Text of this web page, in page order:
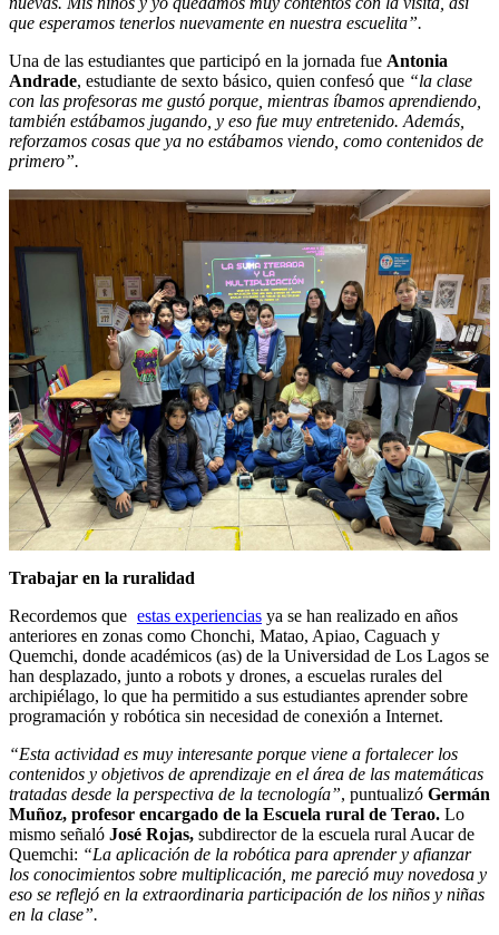
que esperamos tenerlos nuevamente en nuestra escuelita”.
Una de las estudiantes que participó en la jornada fue Antonia
Andrade, estudiante de sexto básico, quien confesó que “la clase
con las profesoras me gustó porque, mientras íbamos aprendiendo,
también estábamos jugando, y eso fue muy entretenido. Además,
reforzamos cosas que ya no estábamos viendo, como contenidos de
primero”.
Trabajar en la ruralidad
Recordemos que estas experiencias ya se han realizado en años
anteriores en zonas como Chonchi, Matao, Apiao, Caguach y
Quemchi, donde académicos (as) de la Universidad de Los Lagos se
han desplazado, junto a robots y drones, a escuelas rurales del
archipiélago, lo que ha permitido a sus estudiantes aprender sobre
programación y robótica sin necesidad de conexión a Internet.
“Esta actividad es muy interesante porque viene a fortalecer los
contenidos y objetivos de aprendizaje en el área de las matemáticas
tratadas desde la perspectiva de la tecnología”, puntualizó Germán
Muñoz, profesor encargado de la Escuela rural de Terao. Lo
mismo señaló José Rojas, subdirector de la escuela rural Aucar de
Quemchi: “La aplicación de la robótica para aprender y afianzar
los conocimientos sobre multiplicación, me pareció muy novedosa y
eso se reflejó en la extraordinaria participación de los niños y niñas
en la clase”.